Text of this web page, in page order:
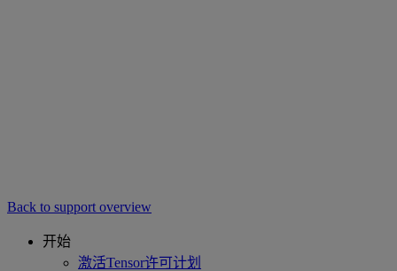
Back to support overview
开始
激活Tensor许可计划